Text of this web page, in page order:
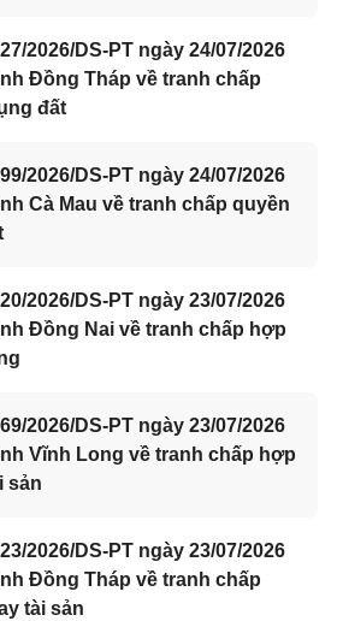
2026/DS-PT ngày 24/07/2026
Đồng Tháp về tranh chấp
đất
2026/DS-PT ngày 24/07/2026
Cà Mau về tranh chấp quyền
2026/DS-PT ngày 23/07/2026
Đồng Nai về tranh chấp hợp
2026/DS-PT ngày 23/07/2026
Vĩnh Long về tranh chấp hợp
sản
2026/DS-PT ngày 23/07/2026
Đồng Tháp về tranh chấp
tài sản